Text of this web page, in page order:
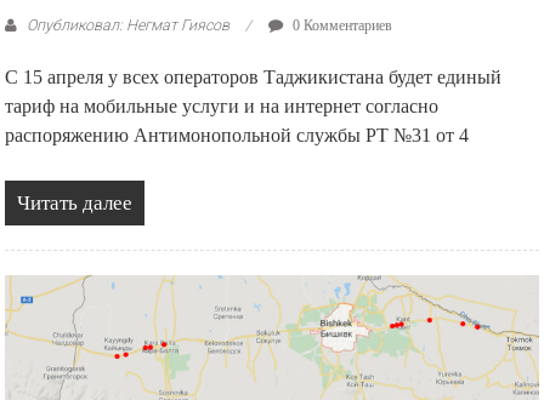
Опубликовал: Негмат Гиясов 0 Комментариев
С 15 апреля у всех операторов Таджикистана будет единый
тариф на мобильные услуги и на интернет согласно
распоряжению Антимонопольной службы РТ №31 от 4
Читать далее